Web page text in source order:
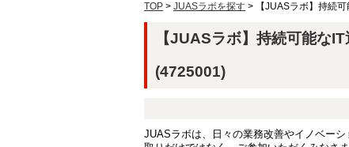
TOP > JUASラボを探す > 【JUASラボ】持続可
【JUASラボ】持続可能な
(4725001)
JUASラボは、日々の業務改善やイノベー